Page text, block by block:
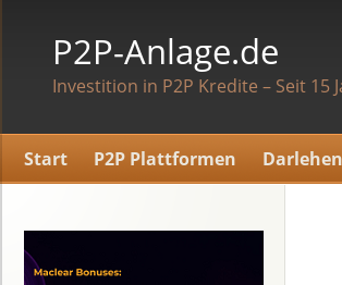
P2P-Anlage.de
Investition in P2P Kredite – Seit 15
Start P2P Plattformen